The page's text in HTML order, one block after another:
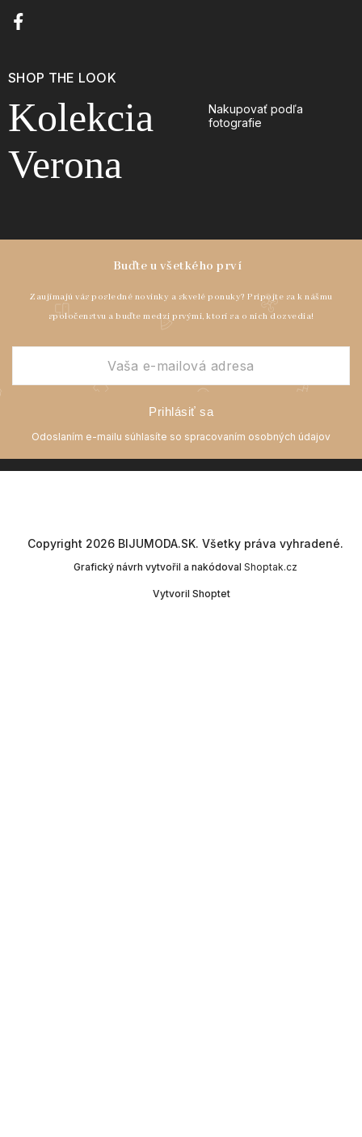
Prihlásiť sa
SHOP THE LOOK
Kolekcia
Verona
Nakupovať podľa
fotografie
Vytvoril Shoptet
Copyright 2026 BIJUMODA.SK. Všetky práva vyhradené.
Grafický návrh vytvořil a nakódoval Shoptak.cz